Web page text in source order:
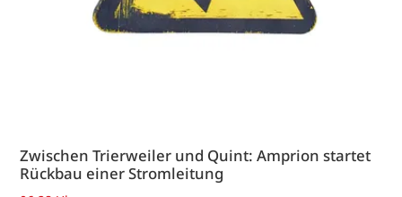
Zwischen Trierweiler und Quint: Amprion startet
Rückbau einer Stromleitung